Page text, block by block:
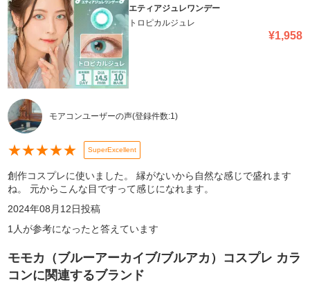
エティアジュレワンデー
トロピカルジュレ
¥1,958
モアコンユーザーの声(登録件数:1)
★★★★★ SuperExcellent
創作コスプレに使いました。 縁がないから自然な感じで盛れます
ね。 元からこんな目ですって感じになれます。
2024年08月12日投稿
1 人が参考になったと答えています
モモカ（ブルーアーカイブ/ブルアカ）コスプレ カラ
コンに関連するブランド